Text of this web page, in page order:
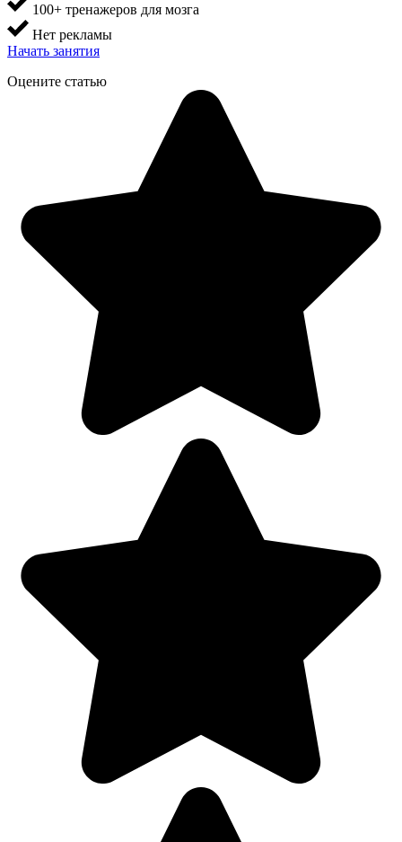
100+ тренажеров для мозга
Нет рекламы
Начать занятия
Оцените статью